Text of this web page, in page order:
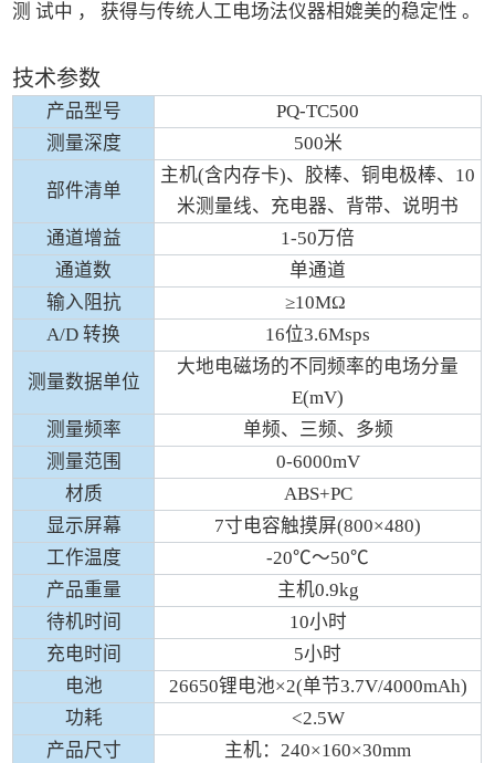
测 试中 ， 获得与传统人工电场法仪器相媲美的稳定性 。
技术参数
产品型号
PQ-TC500
测量深度
500米
部件清单
主机(含内存卡)、胶棒、铜电极棒、10
米测量线、充电器、背带、说明书
通道增益
1-50万倍
通道数
单通道
输入阻抗
≥10MΩ
A/D 转换
16位3.6Msps
测量数据单位
大地电磁场的不同频率的电场分量
E(mV)
测量频率
单频、三频、多频
测量范围
0-6000mV
材质
ABS+PC
显示屏幕
7寸电容触摸屏(800×480)
工作温度
-20℃～50℃
产品重量
主机0.9kg
待机时间
10小时
充电时间
5小时
电池
26650锂电池×2(单节3.7V/4000mAh)
功耗
<2.5W
产品尺寸
主机：240×160×30mm